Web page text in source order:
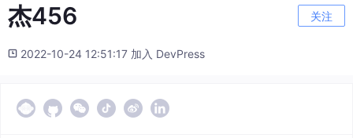
杰456 关注
2022-10-24 12:51:17 加入 DevPress